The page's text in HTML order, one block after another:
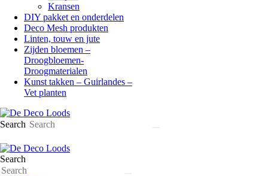
Kransen
DIY pakket en onderdelen
Deco Mesh produkten
Linten, touw en jute
Zijden bloemen –
Droogbloemen-
Droogmaterialen
Kunst takken – Guirlandes –
Vet planten
Search
Search